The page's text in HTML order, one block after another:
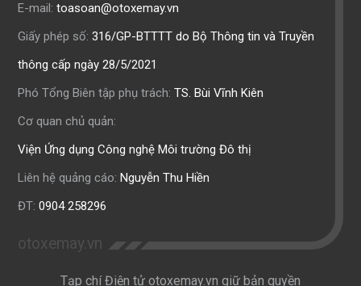
E-mail: toasoan@otoxemay.vn
Giấy phép số: 316/GP-BTTTT do Bộ Thông tin và Truyền
thông cấp ngày 28/5/2021
Phó Tổng Biên tập phụ trách: TS. Bùi Vĩnh Kiên
Cơ quan chủ quản:
Viện Ứng dụng Công nghệ Môi trường Đô thị
Liên hệ quảng cáo: Nguyễn Thu Hiền
ĐT: 0904 258296
otoxemay.vn
Tạp chí Điện tử otoxemay.vn giữ bản quyền